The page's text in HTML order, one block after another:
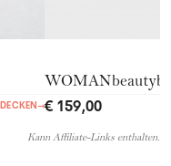
→€ 159,00
Kann Affiliate-Links enthalten.